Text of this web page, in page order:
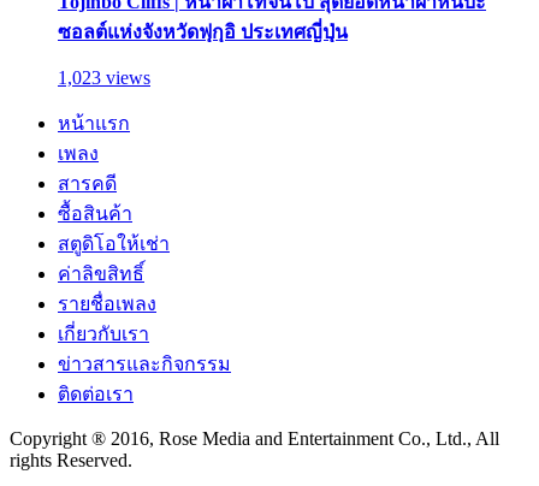
ซอลต์แห่งจังหวัดฟุกุอิ ประเทศญี่ปุ่น
1,023 views
หน้าแรก
เพลง
สารคดี
ซื้อสินค้า
สตูดิโอให้เช่า
ค่าลิขสิทธิ์
รายชื่อเพลง
เกี่ยวกับเรา
ข่าวสารและกิจกรรม
ติดต่อเรา
Copyright ® 2016, Rose Media and Entertainment Co., Ltd., All
rights Reserved.